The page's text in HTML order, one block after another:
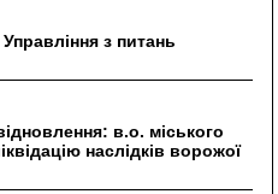
з питань
в.о. міського
наслідків ворожої